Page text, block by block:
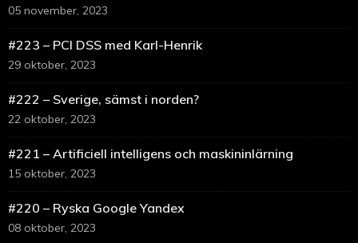
05 november, 2023
#223 – PCI DSS med Karl-Henrik
29 oktober, 2023
#222 – Sverige, sämst i norden?
22 oktober, 2023
#221 – Artificiell intelligens och maskininlärning
15 oktober, 2023
#220 – Ryska Google Yandex
08 oktober, 2023